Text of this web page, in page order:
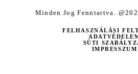
Minden Jog Fenntartva.
FELHASZNÁLÁSI
SÜTI
IMPRESSZUM